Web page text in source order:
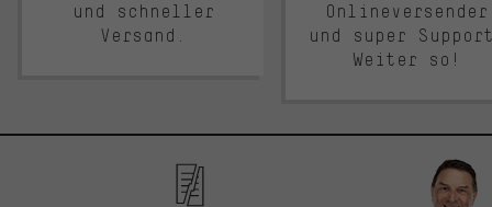
und schneller
Versand.
Onlineversender
und super
Weiter so!